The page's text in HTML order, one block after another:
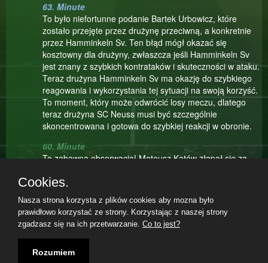
63. Minute
To było niefortunne podanie Bartek Urbowicz, które
zostało przejęte przez drużynę przeciwną, a konkretnie
przez Hamminkeln Sv. Ten błąd mógł okazać się
kosztowny dla drużyny, zwłaszcza jeśli Hamminkeln Sv
jest znany z szybkich kontrataków i skuteczności w ataku.
Teraz drużyna Hamminkeln Sv ma okazję do szybkiego
reagowania i wykorzystania tej sytuacji na swoją korzyść.
To moment, który może odwrócić losy meczu, dlatego
teraz drużyna SC Neuss musi być szczególnie
skoncentrowana i gotowa do szybkiej reakcji w obronie.
60. Minute
To zabawna obserwacja! Mateusz Kątów złapał się za
łysy... Niestety, przegrał pojedynek. Takie momenty mogą
być frustrujące, ale są też częścią gry. Mam nadzieję, że
Mateusz Kątów nie zrazi się tym pojedynkiem i będzie
kontynuował walkę na boisku z jeszcze większym
zaangażowaniem. Czasami to właśnie porażki uczą nas
najwięcej i dają impuls do jeszcze większego wysiłku.
Trzymajmy kciuki za Mateusz Kątów i drużynę
Cookies.
Nasza strona korzysta z plików cookies aby mozna było
prawidłowo korzystać ze strony. Korzystając z naszej strony
zgadzasz się na ich przetwarzanie. Co to jest?
Rozumiem